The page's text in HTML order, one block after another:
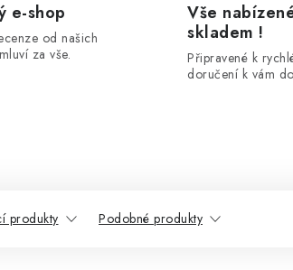
e-shop
od našich
za vše.
Vše
skladem !
Připravené k
doručení k vám
produkty Podobné produkty